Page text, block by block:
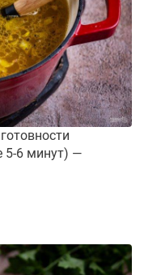
5-6 минут) —